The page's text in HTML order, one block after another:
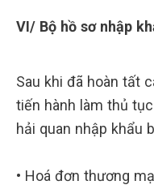
VI/ Bộ hồ sơ nhập
Sau khi đã hoàn tất
tiến hành làm thủ
hải quan nhập khẩu
• Hoá đơn thương